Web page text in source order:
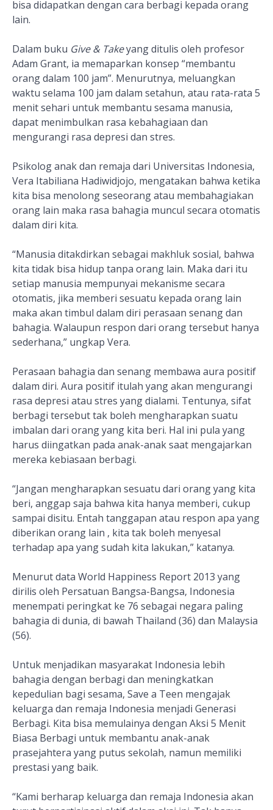
bisa didapatkan dengan cara berbagi kepada orang
lain.
Dalam buku Give & Takeyang ditulis oleh profesor
Adam Grant, ia memaparkan konsep “membantu
orang dalam 100 jam”. Menurutnya, meluangkan
waktu selama 100 jam dalam setahun, atau rata-rata 5
menit sehari untuk membantu sesama manusia,
dapat menimbulkan rasa kebahagiaan dan
mengurangi rasa depresi dan stres.
Psikolog anak dan remaja dari Universitas Indonesia,
Vera Itabiliana Hadiwidjojo, mengatakan bahwa ketika
kita bisa menolong seseorang atau membahagiakan
orang lain maka rasa bahagia muncul secara otomatis
dalam diri kita.
“Manusia ditakdirkan sebagai makhluk sosial, bahwa
kita tidak bisa hidup tanpa orang lain. Maka dari itu
setiap manusia mempunyai mekanisme secara
otomatis, jika memberi sesuatu kepada orang lain
maka akan timbul dalam diri perasaan senang dan
bahagia. Walaupun respon dari orang tersebut hanya
sederhana,” ungkap Vera.
Perasaan bahagia dan senang membawa aura positif
dalam diri. Aura positif itulah yang akan mengurangi
rasa depresi atau stres yang dialami. Tentunya, sifat
berbagi tersebut tak boleh mengharapkan suatu
imbalan dari orang yang kita beri. Hal ini pula yang
harus diingatkan pada anak-anak saat mengajarkan
mereka kebiasaan berbagi.
“Jangan mengharapkan sesuatu dari orang yang kita
beri, anggap saja bahwa kita hanya memberi, cukup
sampai disitu. Entah tanggapan atau respon apa yang
diberikan orang lain , kita tak boleh menyesal
terhadap apa yang sudah kita lakukan,” katanya.
Menurut data World Happiness Report 2013 yang
dirilis oleh Persatuan Bangsa-Bangsa, Indonesia
menempati peringkat ke 76 sebagai negara paling
bahagia di dunia, di bawah Thailand (36) dan Malaysia
(56).
Untuk menjadikan masyarakat Indonesia lebih
bahagia dengan berbagi dan meningkatkan
kepedulian bagi sesama, Save a Teen mengajak
keluarga dan remaja Indonesia menjadi Generasi
Berbagi. Kita bisa memulainya dengan Aksi 5 Menit
Biasa Berbagi untuk membantu anak-anak
prasejahtera yang putus sekolah, namun memiliki
prestasi yang baik.
“Kami berharap keluarga dan remaja Indonesia akan